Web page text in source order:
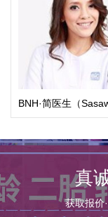
BNH·简医生（
真
获取报价